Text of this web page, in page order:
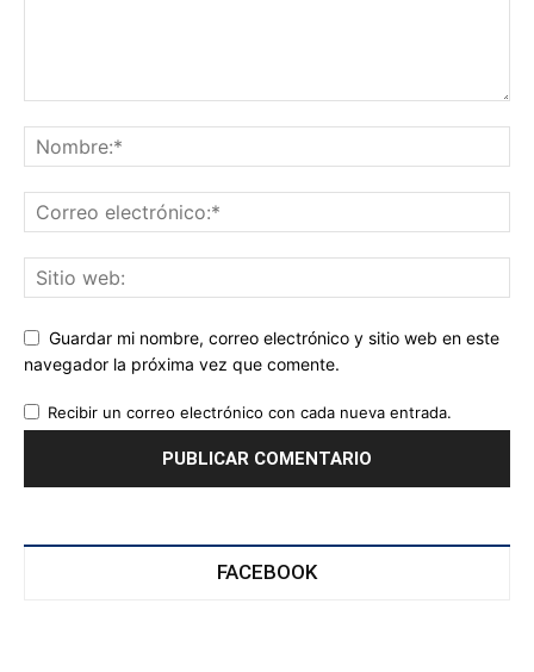
Guardar mi nombre, correo electrónico y sitio web en este
navegador la próxima vez que comente.
Recibir un correo electrónico con cada nueva entrada.
FACEBOOK